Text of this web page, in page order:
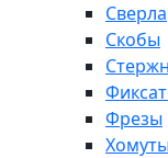
Сверла
Скобы
Фрезы
Хомуты